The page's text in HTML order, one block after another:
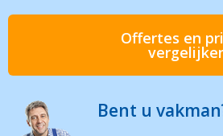
Offertes en
Bent u